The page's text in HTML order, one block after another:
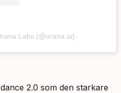
Labs (@orana.ai)
2.0 som den starkare